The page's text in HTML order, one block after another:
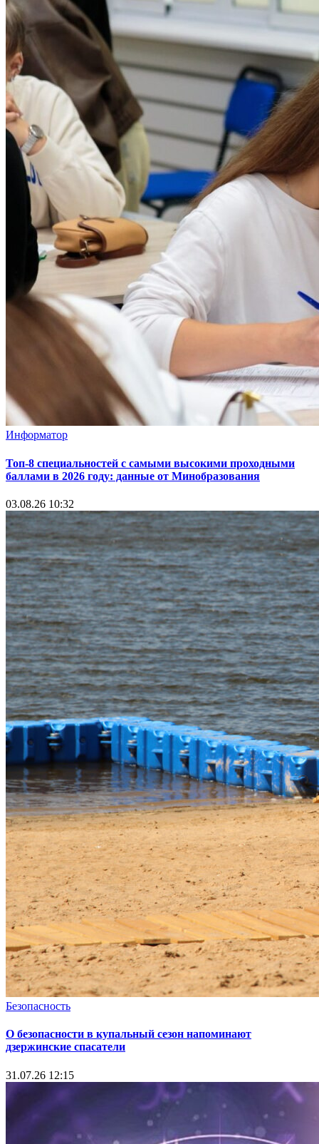
Информатор
Топ-8 специальностей с самыми высокими проходными
баллами в 2026 году: данные от Минобразования
03.08.26 10:32
Безопасность
О безопасности в купальный сезон напоминают
дзержинские спасатели
31.07.26 12:15